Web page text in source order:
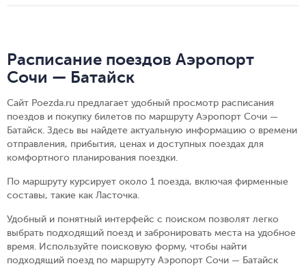
Расписание поездов Аэропорт
Сочи — Батайск
Сайт Poezda.ru предлагает удобный просмотр расписания
поездов и покупку билетов по маршруту Аэропорт Сочи —
Батайск. Здесь вы найдете актуальную информацию о времени
отправления, прибытия, ценах и доступных поездах для
комфортного планирования поездки.
По маршруту курсирует около 1 поезда, включая фирменные
составы, такие как Ласточка.
Удобный и понятный интерфейс с поиском позволят легко
выбрать подходящий поезд и забронировать места на удобное
время. Используйте поисковую форму, чтобы найти
подходящий поезд по маршруту Аэропорт Сочи — Батайск